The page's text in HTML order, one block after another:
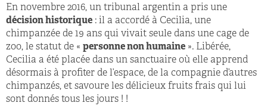
En novembre 2016, un tribunal argentin a pris une
décision historique : il a accordé à Cecilia, une
chimpanzée de 19 ans qui vivait seule dans une cage de
zoo, le statut de « personne non humaine ». Libérée,
Cecilia a été placée dans un sanctuaire où elle apprend
désormais à profiter de l’espace, de la compagnie d’autres
chimpanzés, et savoure les délicieux fruits frais qui lui
sont donnés tous les jours ! !